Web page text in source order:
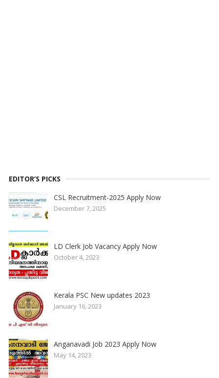
EDITOR’S PICKS
CSL Recruitment-2025 Apply Now
December 7, 2025
LD Clerk Job Vacancy Apply Now
October 4, 2023
Kerala PSC New updates 2023
January 16, 2023
Anganavadi Job 2023 Apply Now
May 14, 2023